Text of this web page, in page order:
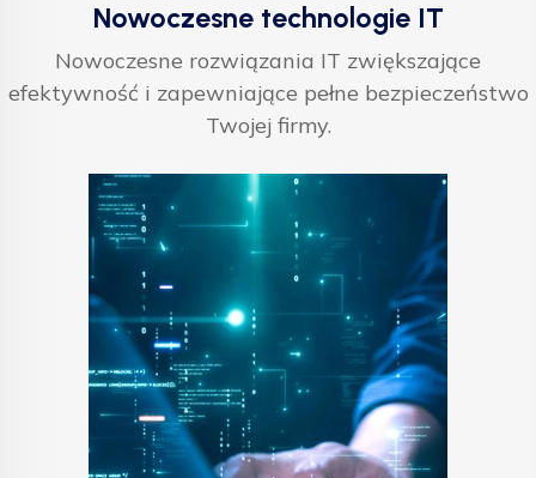
Nowoczesne technologie IT
Nowoczesne rozwiązania IT zwiększające
efektywność i zapewniające pełne bezpieczeństwo
Twojej firmy.